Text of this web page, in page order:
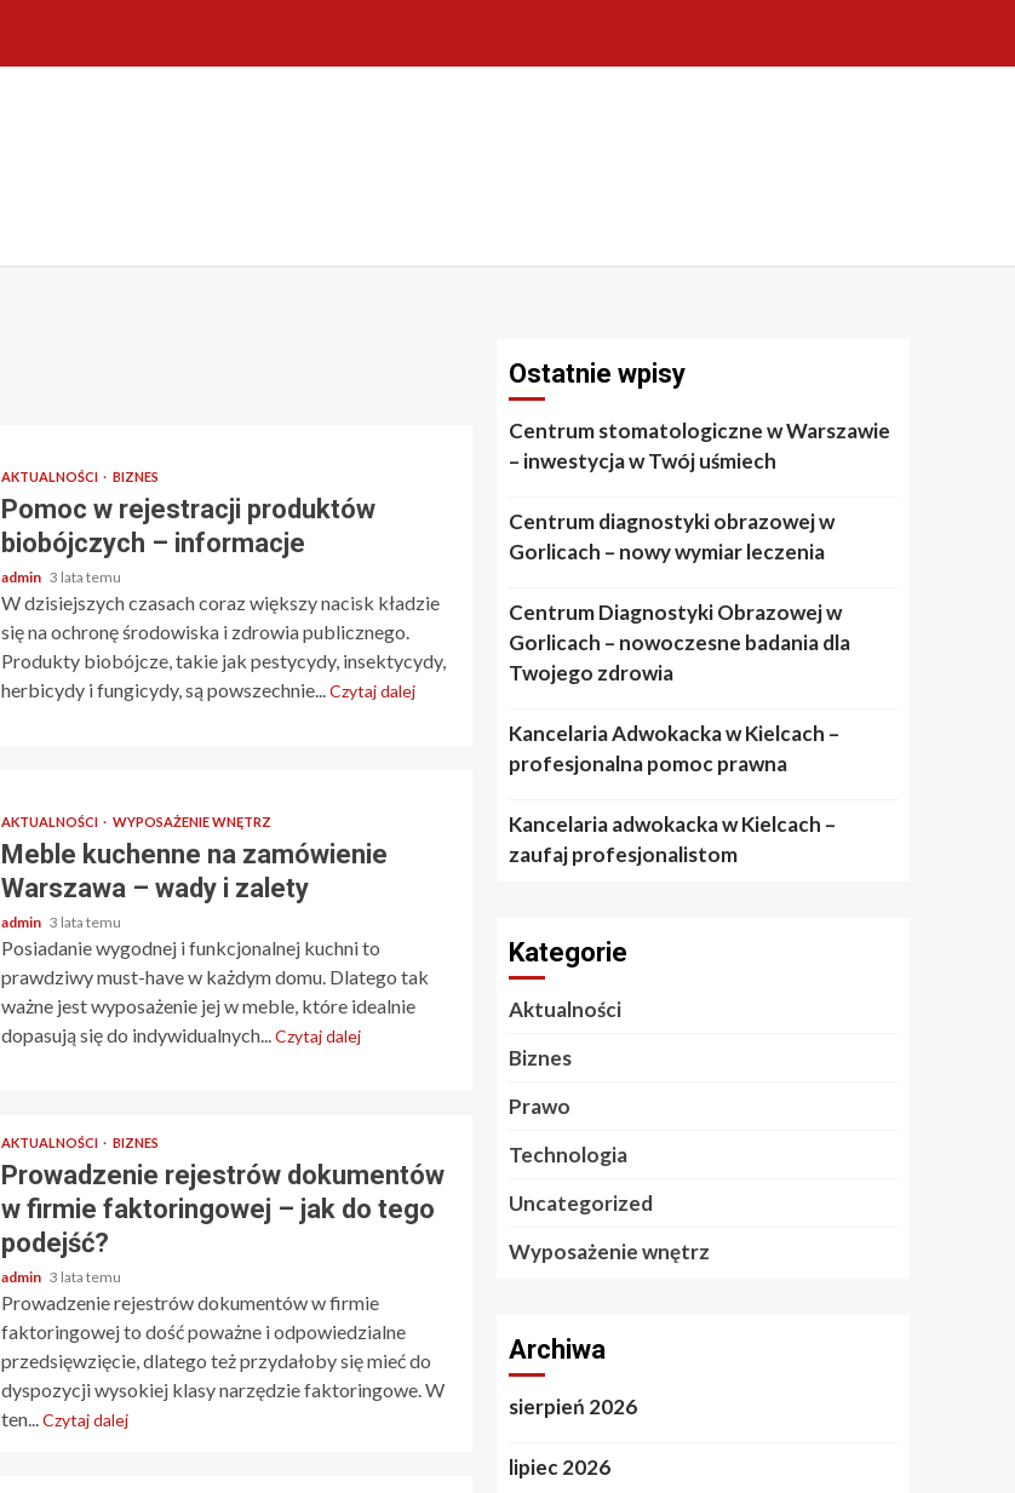
AKTUALNOŚCI BIZNES
Pomoc w rejestracji produktów
biobójczych – informacje
admin 3 lata temu
W dzisiejszych czasach coraz większy nacisk kładzie
się na ochronę środowiska i zdrowia publicznego.
Produkty biobójcze, takie jak pestycydy, insektycydy,
herbicydy i fungicydy, są powszechnie... Czytaj dalej
AKTUALNOŚCI WYPOSAŻENIE WNĘTRZ
Meble kuchenne na zamówienie
Warszawa – wady i zalety
admin 3 lata temu
Posiadanie wygodnej i funkcjonalnej kuchni to
prawdziwy must-have w każdym domu. Dlatego tak
ważne jest wyposażenie jej w meble, które idealnie
dopasują się do indywidualnych... Czytaj dalej
AKTUALNOŚCI BIZNES
Prowadzenie rejestrów dokumentów
w firmie faktoringowej – jak do tego
podejść?
admin 3 lata temu
Prowadzenie rejestrów dokumentów w firmie
faktoringowej to dość poważne i odpowiedzialne
przedsięwzięcie, dlatego też przydałoby się mieć do
dyspozycji wysokiej klasy narzędzie faktoringowe. W
ten...Czytaj dalej
Ostatnie wpisy
Centrum stomatologiczne w Warszawie
– inwestycja w Twój uśmiech
Centrum diagnostyki obrazowej w
Gorlicach – nowy wymiar leczenia
Centrum Diagnostyki Obrazowej w
Gorlicach – nowoczesne badania dla
Twojego zdrowia
Kancelaria Adwokacka w Kielcach –
profesjonalna pomoc prawna
Kancelaria adwokacka w Kielcach –
zaufaj profesjonalistom
Kategorie
Aktualności
Biznes
Prawo
Technologia
Uncategorized
Wyposażenie wnętrz
Archiwa
sierpień 2026
lipiec 2026